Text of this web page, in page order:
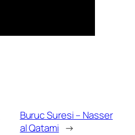
Buruc Suresi – Nasser
al Qatami →